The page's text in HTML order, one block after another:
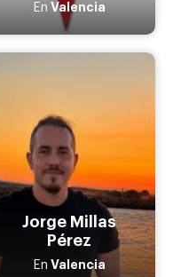
En Valencia
Jorge Millas
Pérez
En Valencia